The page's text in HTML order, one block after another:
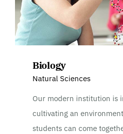
Biology
Natural Sciences
Our modern institution is
cultivating an
students can come